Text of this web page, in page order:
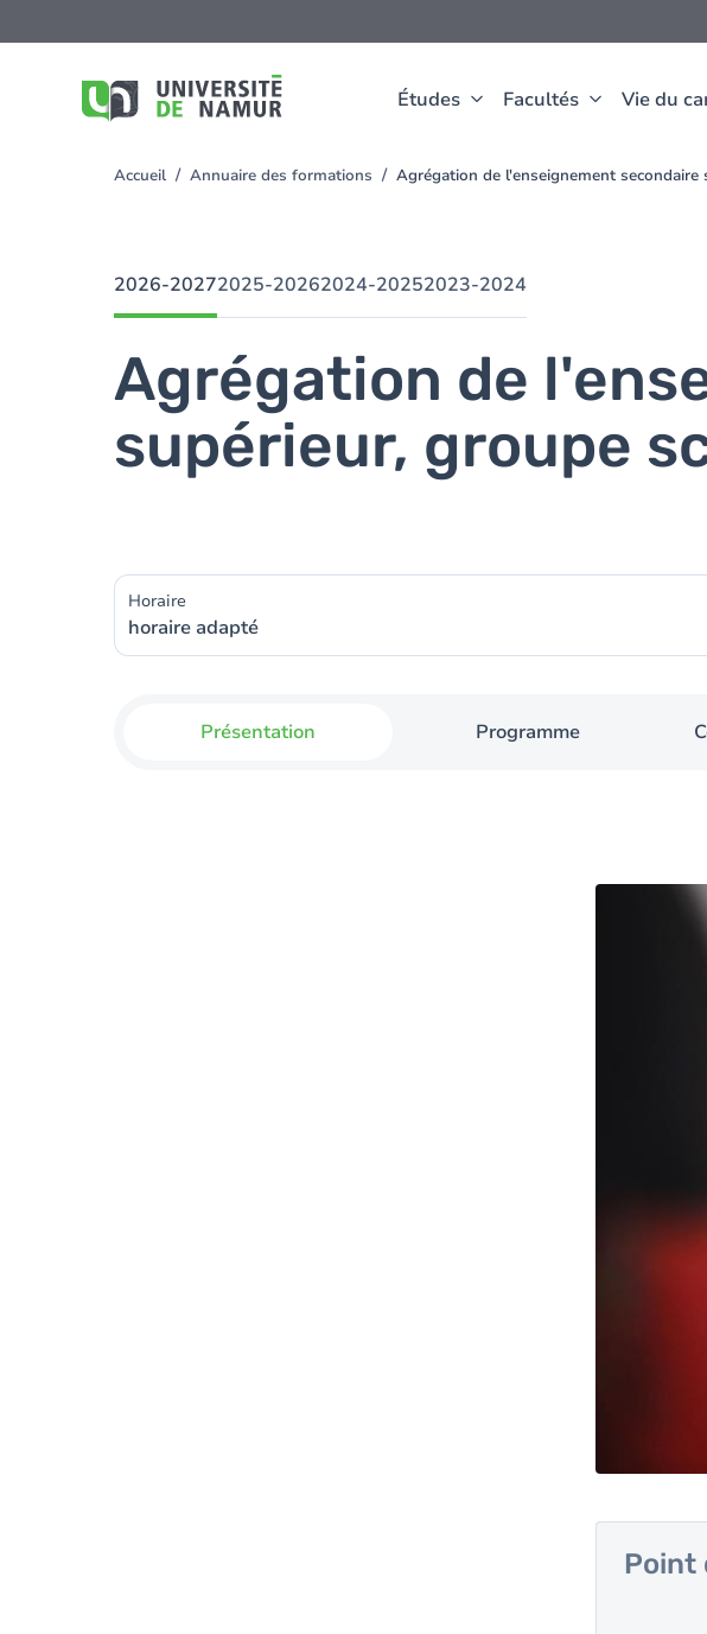
Études Facultés Vie du
au
You
Accueil Annuaire des formations Agrégation de l'enseignement
2026-20272025-20262024-20252023-2024
Agrégation de
supérieur, groupe
Horaire
horaire adapté
Présentation Programme
Point